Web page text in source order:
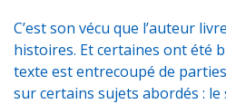
C’est son vécu que l’auteur
histoires. Et certaines ont été
texte est entrecoupé de
sur certains sujets abordés : le